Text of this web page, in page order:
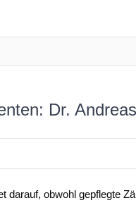
Dr.
obwohl gepflegte